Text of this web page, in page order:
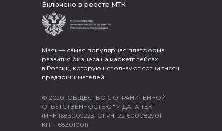
Включено в реестр МТК
Маяк — самая популярная платформа
развития бизнеса на маркетплейсах
в России, которую используют сотни тысяч
предпринимателей.
© 2020, ОБЩЕСТВО С ОГРАНИЧЕННОЙ
ОТВЕТСТВЕННОСТЬЮ "М ДАТА ТЕК"
(ИНН 1683009223, ОГРН 1221600082901,
КПП 168301001)